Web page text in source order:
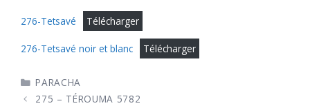
276-Tetsavé Télécharger
276-Tetsavé noir et blanc Télécharger
CATÉGORIES
PARACHA
275 – TÉROUMA 5782